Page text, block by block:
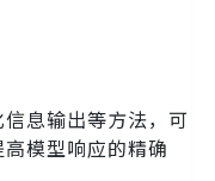
息输出等方法，可
模型响应的精确